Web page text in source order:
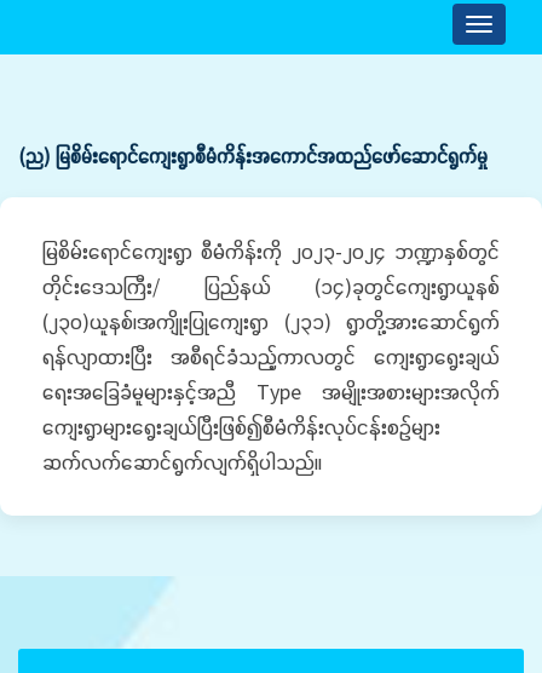
Toggle
(ည) မြစိမ်းရောင်ကျေးရွာစီမံကိန်းအကောင်အထည်ဖော်ဆောင်ရွက်မှု
မြစိမ်းရောင်ကျေးရွာ စီမံကိန်းကို ၂၀၂၃-၂၀၂၄ ဘဏ္ဍာနှစ်တွင်
တိုင်းဒေသကြီး/ ပြည်နယ် (၁၄)ခုတွင်ကျေးရွာယူနစ်
(၂၃၀)ယူနစ်၊အကျိုးပြုကျေးရွာ (၂၃၁) ရွာတို့အားဆောင်ရွက်
ရန်လျာထားပြီး အစီရင်ခံသည့်ကာလတွင် ကျေးရွာရွေးချယ်
ရေးအခြေခံမူများနှင့်အညီ Type အမျိုးအစားများအလိုက်
ကျေးရွာများရွေးချယ်ပြီးဖြစ်၍စီမံကိန်းလုပ်ငန်းစဉ်များ
ဆက်လက်ဆောင်ရွက်လျက်ရှိပါသည်။